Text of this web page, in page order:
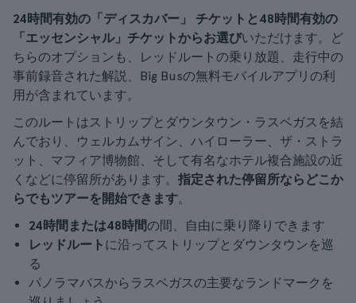
24時間有効の「ディスカバー」
チケットと48時間有効の
「エッセンシャル」チケットからお選びいただけます。ど
ちらのオプションも、レッドルートの乗り放題、走行中の
事前録音された解説、Big Busの無料モバイルアプリの利
用が含まれています。
このルートはストリップとダウンタウン・ラスベガスを結
んでおり、ウェルカムサイン、ハイローラー、ザ・ストラ
ット、マフィア博物館、そして有名なホテル複合施設の近
くなどに停留所があります。 指定された停留所ならどこか
らでもツアーを開始できます。
24時間または48時間の間、自由に乗り降りできます
レッドルート に沿ってストリップとダウンタウンを巡
る
パノラマバスからラスベガスの主要なランドマークを